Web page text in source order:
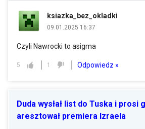
ksiazka_bez_okladki
09.01.2025 16:37
Czyli Nawrocki to asigma
5 1 Odpowiedz »
Duda wysłał list do Tuska i prosi
aresztował premiera Izraela